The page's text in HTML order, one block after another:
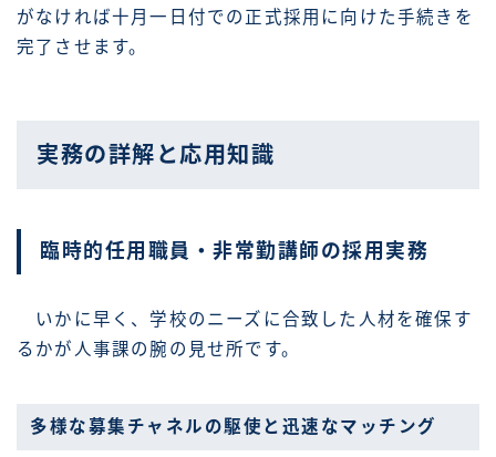
がなければ十月一日付での正式採用に向けた手続きを
完了させます。
実務の詳解と応用知識
臨時的任用職員・非常勤講師の採用実務
いかに早く、学校のニーズに合致した人材を確保す
るかが人事課の腕の見せ所です。
多様な募集チャネルの駆使と迅速なマッチング